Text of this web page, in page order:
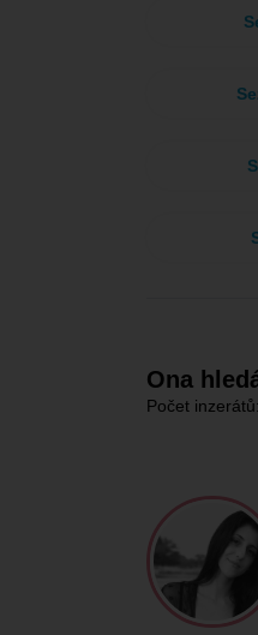
Ona
Počet